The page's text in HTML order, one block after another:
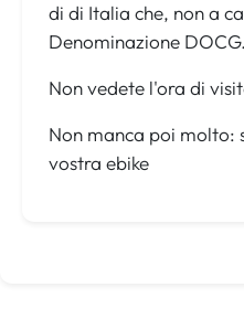
di di Italia che, non a
Denominazione DOCG.
Non vedete l'ora di
Non manca poi molto:
vostra ebike